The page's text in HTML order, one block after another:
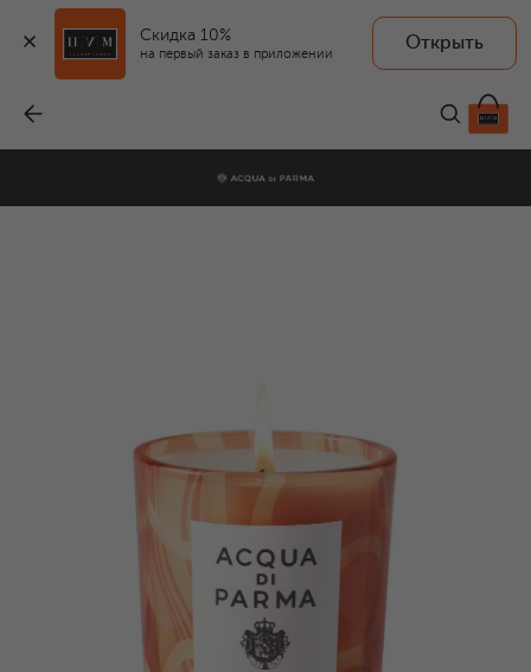
Скидка 10%
на первый заказ в приложении
Открыть
7 500 ₽